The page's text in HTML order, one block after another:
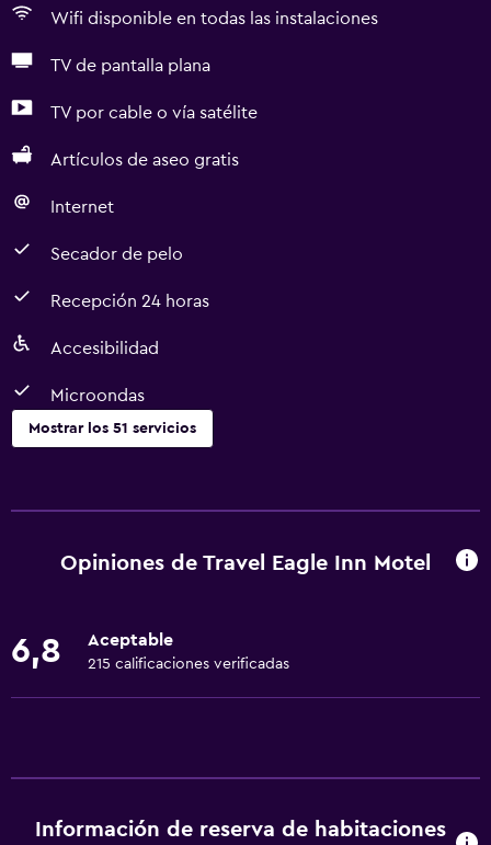
Wifi disponible en todas las instalaciones
TV de pantalla plana
TV por cable o vía satélite
Artículos de aseo gratis
Internet
Secador de pelo
Recepción 24 horas
Accesibilidad
Microondas
Mostrar los 51 servicios
Wifi gratis
Ventilador
Calefacción
Opiniones de Travel Eagle Inn Motel
6,8 Aceptable
215 calificaciones verificadas
Información de reserva de habitaciones